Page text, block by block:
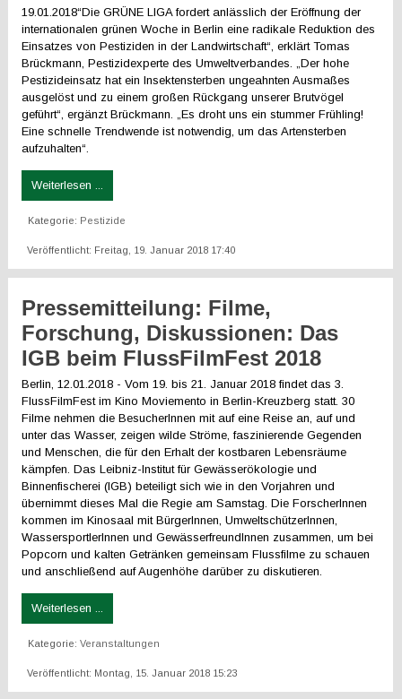
19.01.2018“Die GRÜNE LIGA fordert anlässlich der Eröffnung der
internationalen grünen Woche in Berlin eine radikale Reduktion des
Einsatzes von Pestiziden in der Landwirtschaft“, erklärt Tomas
Brückmann, Pestizidexperte des Umweltverbandes. „Der hohe
Pestizideinsatz hat ein Insektensterben ungeahnten Ausmaßes
ausgelöst und zu einem großen Rückgang unserer Brutvögel
geführt“, ergänzt Brückmann. „Es droht uns ein stummer Frühling!
Eine schnelle Trendwende ist notwendig, um das Artensterben
aufzuhalten“.
Weiterlesen ...
Kategorie: Pestizide
Veröffentlicht: Freitag, 19. Januar 2018 17:40
Pressemitteilung: Filme,
Forschung, Diskussionen: Das
IGB beim FlussFilmFest 2018
Berlin, 12.01.2018 - Vom 19. bis 21. Januar 2018 findet das 3.
FlussFilmFest im Kino Moviemento in Berlin-Kreuzberg statt. 30
Filme nehmen die BesucherInnen mit auf eine Reise an, auf und
unter das Wasser, zeigen wilde Ströme, faszinierende Gegenden
und Menschen, die für den Erhalt der kostbaren Lebensräume
kämpfen. Das Leibniz-Institut für Gewässerökologie und
Binnenfischerei (IGB) beteiligt sich wie in den Vorjahren und
übernimmt dieses Mal die Regie am Samstag. Die ForscherInnen
kommen im Kinosaal mit BürgerInnen, UmweltschützerInnen,
WassersportlerInnen und GewässerfreundInnen zusammen, um bei
Popcorn und kalten Getränken gemeinsam Flussfilme zu schauen
und anschließend auf Augenhöhe darüber zu diskutieren.
Weiterlesen ...
Kategorie:Veranstaltungen
Veröffentlicht: Montag, 15. Januar 2018 15:23